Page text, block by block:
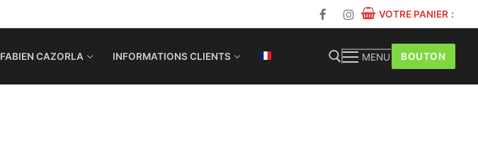
VOTRE PANIER :
FABIEN CAZORLA INFORMATIONS CLIENTS MENU BOUTON